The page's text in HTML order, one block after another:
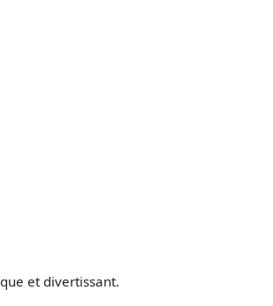
et divertissant.